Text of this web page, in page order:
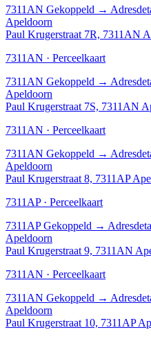
7311AN Gekoppeld →
Apeldoorn
Paul Krugerstraat 7R, 7311AN
7311AN · Perceelkaart
7311AN Gekoppeld →
Apeldoorn
Paul Krugerstraat 7S, 7311AN
7311AN · Perceelkaart
7311AN Gekoppeld →
Apeldoorn
Paul Krugerstraat 8, 7311AP
7311AP · Perceelkaart
7311AP Gekoppeld →
Apeldoorn
Paul Krugerstraat 9, 7311AN
7311AN · Perceelkaart
7311AN Gekoppeld →
Apeldoorn
Paul Krugerstraat 10, 7311AP